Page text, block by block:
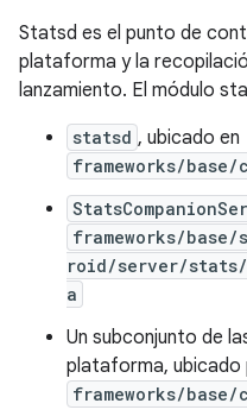
Statsd es el punto de
plataforma y la
lanzamiento. El módulo
statsd , ubicado en
frameworks/base/
frameworks/
roid/server/stats/
a
Un subconjunto de
plataforma, ubicado
frameworks/